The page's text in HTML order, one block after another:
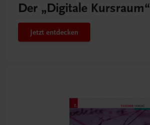
Der „Digitale Kursraum“
Jetzt entdecken